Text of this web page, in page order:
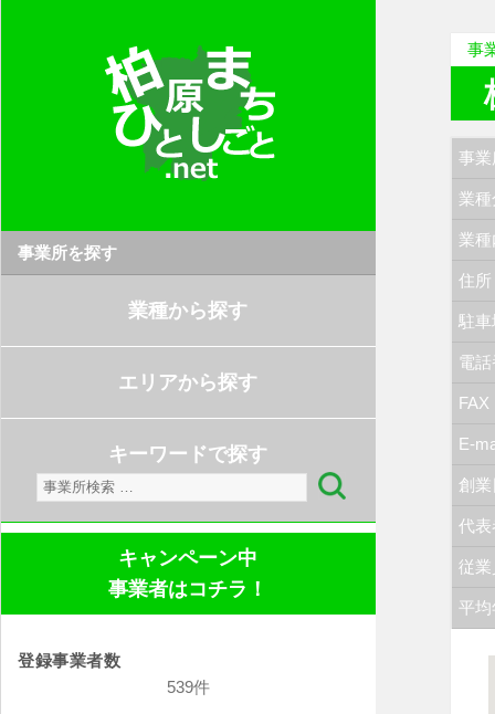
事業所を探す
業種から探す
エリアから探す
キーワードで探す
検
索:
キャンペーン中
事業者はコチラ！
登録事業者数
539件
事
事業
業
業
住所
駐車
電
FAX
E-
創業
代
従業
平均